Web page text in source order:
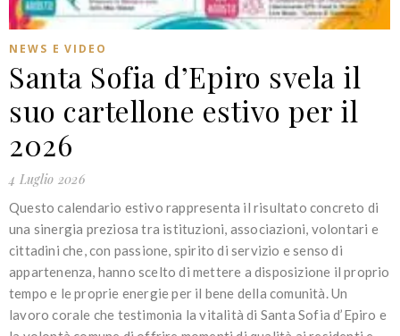
NEWS E VIDEO
Santa Sofia d’Epiro svela il
suo cartellone estivo per il
2026
4 Luglio 2026
Questo calendario estivo rappresenta il risultato concreto di
una sinergia preziosa tra istituzioni, associazioni, volontari e
cittadini che, con passione, spirito di servizio e senso di
appartenenza, hanno scelto di mettere a disposizione il proprio
tempo e le proprie energie per il bene della comunità. Un
lavoro corale che testimonia la vitalità di Santa Sofia d’Epiro e